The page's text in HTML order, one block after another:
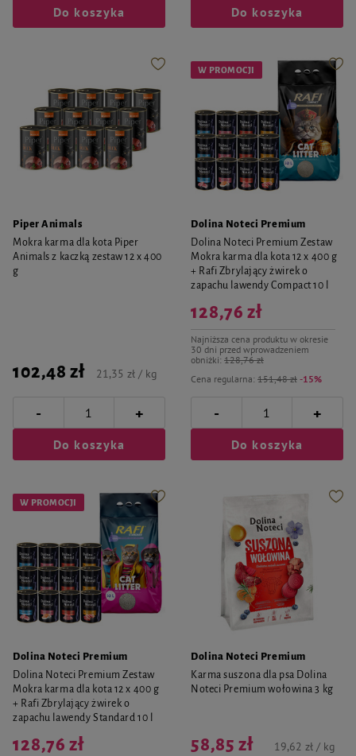
Do koszyka Do koszyka
Piper Animals
Mokra karma dla kota Piper
Animals z kaczką zestaw 12 x 400
g
102,48 zł 21,35 zł / kg
- +
Do koszyka
W PROMOCJI
Dolina Noteci Premium
Dolina Noteci Premium Zestaw
Mokra karma dla kota 12 x 400 g
+ Rafi Zbrylający żwirek o
zapachu lawendy Compact 10 l
Cena regularna: 151,48 zł -15%
128,76 zł
Najniższa cena produktu w okresie
30 dni przed wprowadzeniem
obniżki: 128,76 zł
- +
Do koszyka
W PROMOCJI
Dolina Noteci Premium
Dolina Noteci Premium Zestaw
Mokra karma dla kota 12 x 400 g
+ Rafi Zbrylający żwirek o
zapachu lawendy Standard 10 l
128,76 zł
Dolina Noteci Premium
Karma suszona dla psa Dolina
Noteci Premium wołowina 3 kg
58,85 zł 19,62 zł / kg